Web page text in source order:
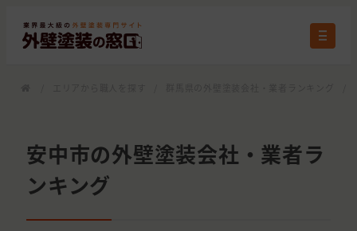
安中市の外壁塗装会社・業者ラ
ンキング